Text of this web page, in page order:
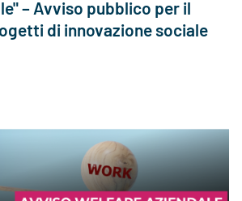
– Avviso pubblico per il
di innovazione sociale